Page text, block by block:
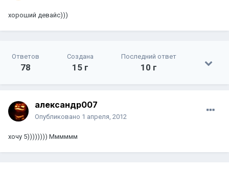
хороший девайс)))
Ответов
78
Создана
15 г
Последний ответ
10 г
александр007
Опубликовано 1 апреля, 2012
хочу 5)))))))) Мммммм